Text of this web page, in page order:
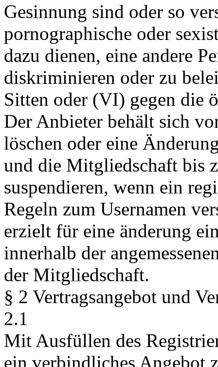
Gesinnung sind oder so
pornographische oder
dazu dienen, eine andere
diskriminieren oder zu
Sitten oder (VI) gegen die
Der Anbieter behält sich
löschen oder eine
und die Mitgliedschaft bis
suspendieren, wenn ein
Regeln zum Usernamen
erzielt für eine änderung
innerhalb der
der Mitgliedschaft.
§ 2 Vertragsangebot und
2.1
Mit Ausfüllen des
ein verbindliches Angebot